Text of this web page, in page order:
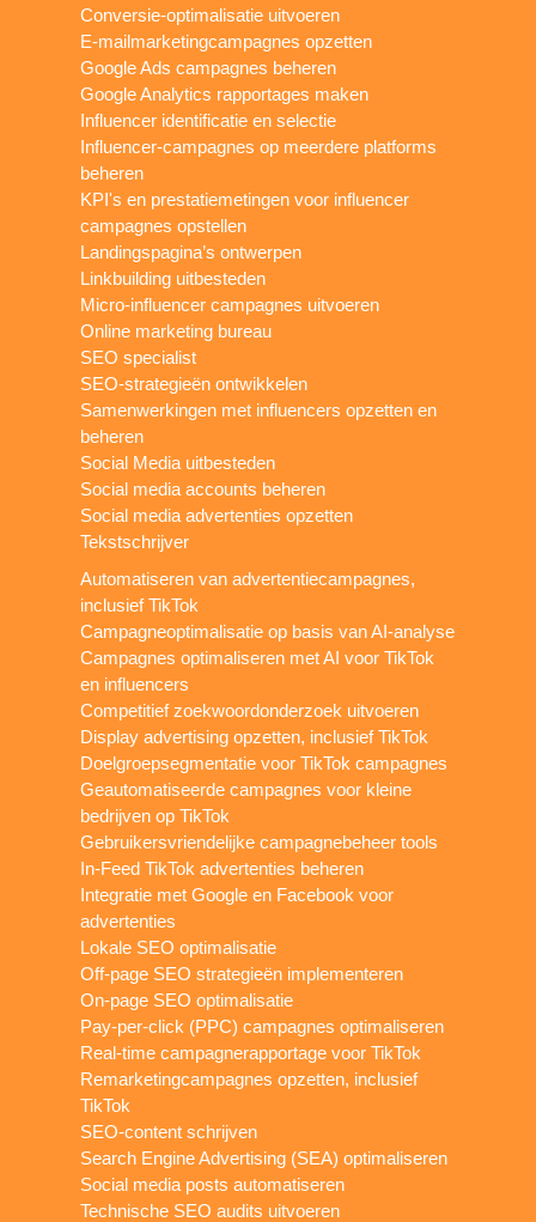
Conversie-optimalisatie uitvoeren
E-mailmarketingcampagnes opzetten
Google Ads campagnes beheren
Google Analytics rapportages maken
Influencer identificatie en selectie
Influencer-campagnes op meerdere platforms
beheren
KPI's en prestatiemetingen voor influencer
campagnes opstellen
Landingspagina’s ontwerpen
Linkbuilding uitbesteden
Micro-influencer campagnes uitvoeren
Online marketing bureau
SEO specialist
SEO-strategieën ontwikkelen
Samenwerkingen met influencers opzetten en
beheren
Social Media uitbesteden
Social media accounts beheren
Social media advertenties opzetten
Tekstschrijver
Automatiseren van advertentiecampagnes,
inclusief TikTok
Campagneoptimalisatie op basis van AI-analyse
Campagnes optimaliseren met AI voor TikTok
en influencers
Competitief zoekwoordonderzoek uitvoeren
Display advertising opzetten, inclusief TikTok
Doelgroepsegmentatie voor TikTok campagnes
Geautomatiseerde campagnes voor kleine
bedrijven op TikTok
Gebruikersvriendelijke campagnebeheer tools
In-Feed TikTok advertenties beheren
Integratie met Google en Facebook voor
advertenties
Lokale SEO optimalisatie
Off-page SEO strategieën implementeren
On-page SEO optimalisatie
Pay-per-click (PPC) campagnes optimaliseren
Real-time campagnerapportage voor TikTok
Remarketingcampagnes opzetten, inclusief
TikTok
SEO-content schrijven
Search Engine Advertising (SEA) optimaliseren
Social media posts automatiseren
Technische SEO audits uitvoeren